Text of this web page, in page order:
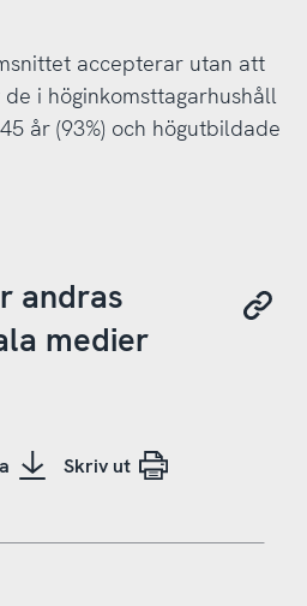
accepterar utan att
i höginkomsttagarhushåll
år (93%) och högutbildade
andras
medier
Skriv ut